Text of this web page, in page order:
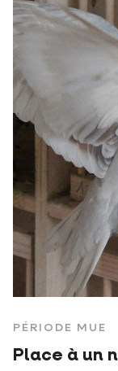
PÉRIODE MUE
Place à un